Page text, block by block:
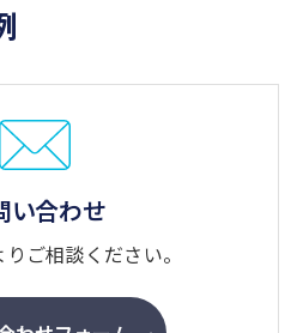
い合わせ
ご相談ください。